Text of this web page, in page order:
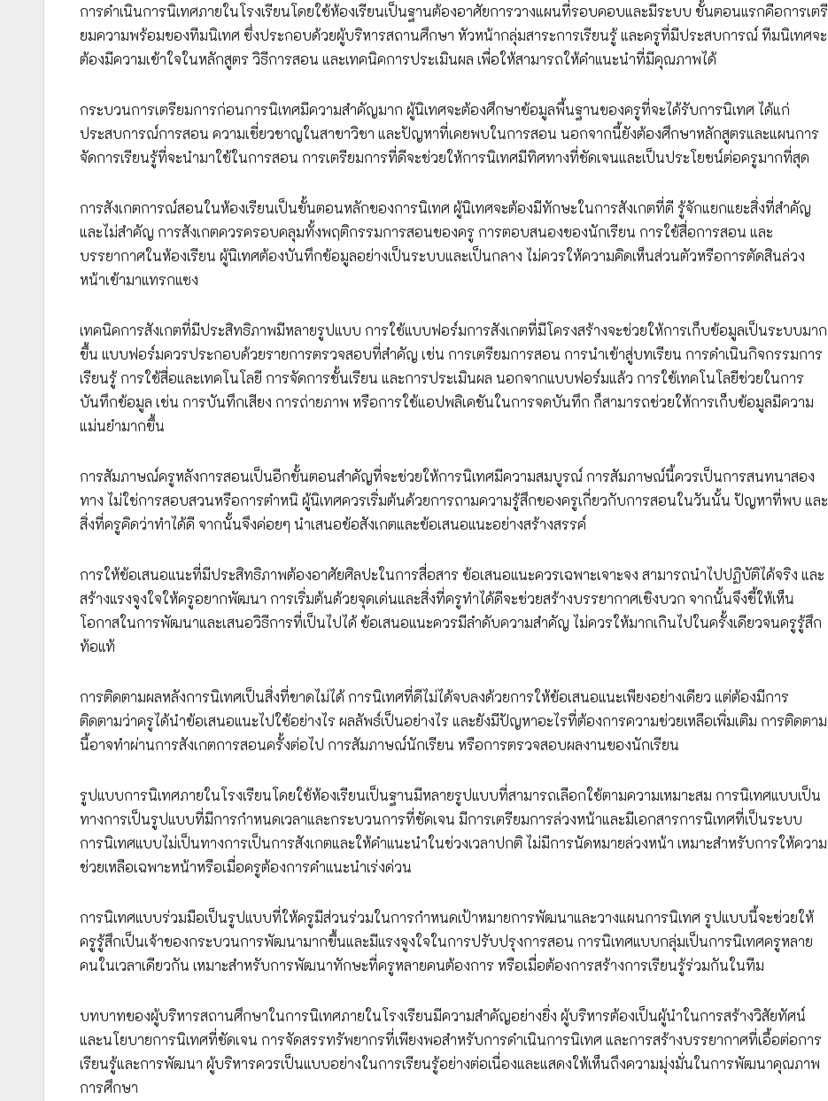
การดำเนินการนิเทศภายในโรงเรียนโดยใช้ห้องเรียนเป็นฐานต้องอาศัยการวางแผนที่รอบคอบและมีระบบ ขั้นตอนแรกคือการเตรี
ยมความพร้อมของทีมนิเทศ ซึ่งประกอบด้วยผู้บริหารสถานศึกษา หัวหน้ากลุ่มสาระการเรียนรู้ และครูที่มีประสบการณ์ ทีมนิเทศจะ
ต้องมีความเข้าใจในหลักสูตร วิธีการสอน และเทคนิคการประเมินผล เพื่อให้สามารถให้คำแนะนำที่มีคุณภาพได้
กระบวนการเตรียมการก่อนการนิเทศมีความสำคัญมาก ผู้นิเทศจะต้องศึกษาข้อมูลพื้นฐานของครูที่จะได้รับการนิเทศ ได้แก่
ประสบการณ์การสอน ความเชี่ยวชาญในสาขาวิชา และปัญหาที่เคยพบในการสอน นอกจากนี้ยังต้องศึกษาหลักสูตรและแผนการ
จัดการเรียนรู้ที่จะนำมาใช้ในการสอน การเตรียมการที่ดีจะช่วยให้การนิเทศมีทิศทางที่ชัดเจนและเป็นประโยชน์ต่อครูมากที่สุด
การสังเกตการณ์สอนในห้องเรียนเป็นขั้นตอนหลักของการนิเทศ ผู้นิเทศจะต้องมีทักษะในการสังเกตที่ดี รู้จักแยกแยะสิ่งที่สำคัญ
และไม่สำคัญ การสังเกตควรครอบคลุมทั้งพฤติกรรมการสอนของครู การตอบสนองของนักเรียน การใช้สื่อการสอน และ
บรรยากาศในห้องเรียน ผู้นิเทศต้องบันทึกข้อมูลอย่างเป็นระบบและเป็นกลาง ไม่ควรให้ความคิดเห็นส่วนตัวหรือการตัดสินล่วง
หน้าเข้ามาแทรกแซง
เทคนิคการสังเกตที่มีประสิทธิภาพมีหลายรูปแบบ การใช้แบบฟอร์มการสังเกตที่มีโครงสร้างจะช่วยให้การเก็บข้อมูลเป็นระบบมาก
ขึ้น แบบฟอร์มควรประกอบด้วยรายการตรวจสอบที่สำคัญ เช่น การเตรียมการสอน การนำเข้าสู่บทเรียน การดำเนินกิจกรรมการ
เรียนรู้ การใช้สื่อและเทคโนโลยี การจัดการชั้นเรียน และการประเมินผล นอกจากแบบฟอร์มแล้ว การใช้เทคโนโลยีช่วยในการ
บันทึกข้อมูล เช่น การบันทึกเสียง การถ่ายภาพ หรือการใช้แอปพลิเคชันในการจดบันทึก ก็สามารถช่วยให้การเก็บข้อมูลมีความ
แม่นยำมากขึ้น
การสัมภาษณ์ครูหลังการสอนเป็นอีกขั้นตอนสำคัญที่จะช่วยให้การนิเทศมีความสมบูรณ์ การสัมภาษณ์นี้ควรเป็นการสนทนาสอง
ทาง ไม่ใช่การสอบสวนหรือการตำหนิ ผู้นิเทศควรเริ่มต้นด้วยการถามความรู้สึกของครูเกี่ยวกับการสอนในวันนั้น ปัญหาที่พบ และ
สิ่งที่ครูคิดว่าทำได้ดี จากนั้นจึงค่อยๆ นำเสนอข้อสังเกตและข้อเสนอแนะอย่างสร้างสรรค์
การให้ข้อเสนอแนะที่มีประสิทธิภาพต้องอาศัยศิลปะในการสื่อสาร ข้อเสนอแนะควรเฉพาะเจาะจง สามารถนำไปปฏิบัติได้จริง และ
สร้างแรงจูงใจให้ครูอยากพัฒนา การเริ่มต้นด้วยจุดเด่นและสิ่งที่ครูทำได้ดีจะช่วยสร้างบรรยากาศเชิงบวก จากนั้นจึงชี้ให้เห็น
โอกาสในการพัฒนาและเสนอวิธีการที่เป็นไปได้ ข้อเสนอแนะควรมีลำดับความสำคัญ ไม่ควรให้มากเกินไปในครั้งเดียวจนครูรู้สึก
ท้อแท้
การติดตามผลหลังการนิเทศเป็นสิ่งที่ขาดไม่ได้ การนิเทศที่ดีไม่ได้จบลงด้วยการให้ข้อเสนอแนะเพียงอย่างเดียว แต่ต้องมีการ
ติดตามว่าครูได้นำข้อเสนอแนะไปใช้อย่างไร ผลลัพธ์เป็นอย่างไร และยังมีปัญหาอะไรที่ต้องการความช่วยเหลือเพิ่มเติม การติดตาม
นี้อาจทำผ่านการสังเกตการสอนครั้งต่อไป การสัมภาษณ์นักเรียน หรือการตรวจสอบผลงานของนักเรียน
รูปแบบการนิเทศภายในโรงเรียนโดยใช้ห้องเรียนเป็นฐานมีหลายรูปแบบที่สามารถเลือกใช้ตามความเหมาะสม การนิเทศแบบเป็น
ทางการเป็นรูปแบบที่มีการกำหนดเวลาและกระบวนการที่ชัดเจน มีการเตรียมการล่วงหน้าและมีเอกสารการนิเทศที่เป็นระบบ
การนิเทศแบบไม่เป็นทางการเป็นการสังเกตและให้คำแนะนำในช่วงเวลาปกติ ไม่มีการนัดหมายล่วงหน้า เหมาะสำหรับการให้ความ
ช่วยเหลือเฉพาะหน้าหรือเมื่อครูต้องการคำแนะนำเร่งด่วน
การนิเทศแบบร่วมมือเป็นรูปแบบที่ให้ครูมีส่วนร่วมในการกำหนดเป้าหมายการพัฒนาและวางแผนการนิเทศ รูปแบบนี้จะช่วยให้
ครูรู้สึกเป็นเจ้าของกระบวนการพัฒนามากขึ้นและมีแรงจูงใจในการปรับปรุงการสอน การนิเทศแบบกลุ่มเป็นการนิเทศครูหลาย
คนในเวลาเดียวกัน เหมาะสำหรับการพัฒนาทักษะที่ครูหลายคนต้องการ หรือเมื่อต้องการสร้างการเรียนรู้ร่วมกันในทีม
บทบาทของผู้บริหารสถานศึกษาในการนิเทศภายในโรงเรียนมีความสำคัญอย่างยิ่ง ผู้บริหารต้องเป็นผู้นำในการสร้างวิสัยทัศน์
และนโยบายการนิเทศที่ชัดเจน การจัดสรรทรัพยากรที่เพียงพอสำหรับการดำเนินการนิเทศ และการสร้างบรรยากาศที่เอื้อต่อการ
เรียนรู้และการพัฒนา ผู้บริหารควรเป็นแบบอย่างในการเรียนรู้อย่างต่อเนื่องและแสดงให้เห็นถึงความมุ่งมั่นในการพัฒนาคุณภาพ
การศึกษา